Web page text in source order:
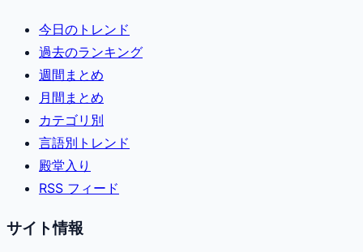
今日のトレンド
過去のランキング
週間まとめ
月間まとめ
カテゴリ別
言語別トレンド
殿堂入り
RSS フィード
サイト情報